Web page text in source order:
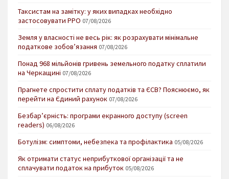
Таксистам на замітку: у яких випадках необхідно
застосовувати РРО 07/08/2026
Земля у власності не весь рік: як розрахувати мінімальне
податкове зобов’язання 07/08/2026
Понад 968 мільйонів гривень земельного податку сплатили
на Черкащині 07/08/2026
Прагнете спростити сплату податків та ЄСВ? Пояснюємо, як
перейти на Єдиний рахунок 07/08/2026
Безбар’єрність: програми екранного доступу (screen
readers) 06/08/2026
Ботулізм: симптоми, небезпека та профілактика 05/08/2026
Як отримати статус неприбуткової організації та не
сплачувати податок на прибуток 05/08/2026